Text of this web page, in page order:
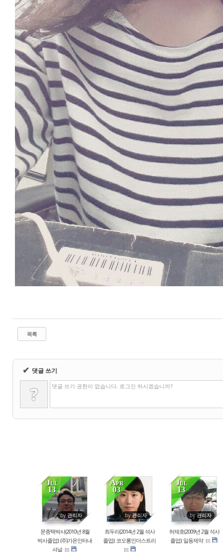
목록
✔ 댓글 쓰기
? 댓글 쓰기 권한이 없습니다. 로그인 하시겠습니까?
Jul
13
by 관리자
85737
문종택박사(2010년 8월
박사졸업): (주)가온인터내
셔널 [0]
Apr
03
by 관리자
82928
최두리(2014년 2월 석사
졸업): 코오롱인더스트리
[0]
Jul
13
by관리자
82908
허재호(2009년 2월 석사
졸업): 일동제약 [0]